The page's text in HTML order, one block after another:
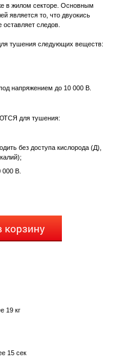
в жилом секторе. Основным
является то, что двуокись
следов.
тушения следующих веществ:
напряжением до 10 000 В.
для тушения:
без доступа кислорода (Д),
В.
корзину
19 кг
15 сек